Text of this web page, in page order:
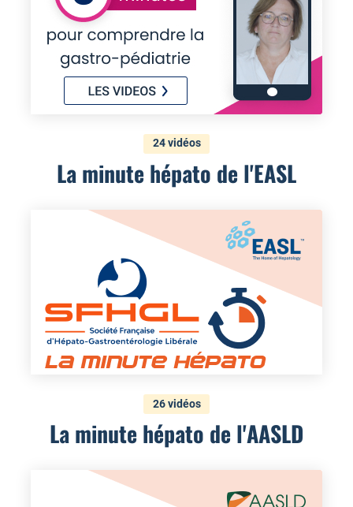
24 vidéos
La minute hépato de l'EASL
26 vidéos
La minute hépato de l'AASLD